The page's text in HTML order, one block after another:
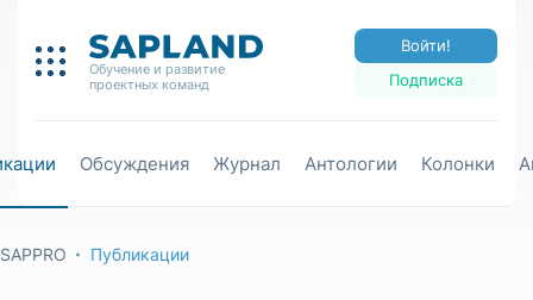
Обучение и развитие
проектных команд
Подписка
Войти!
Обсуждения Журнал Антологии Колонки
SAPPRO Публикации